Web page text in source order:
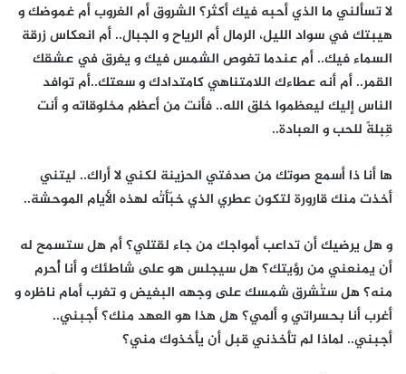
لا تسألني ما الذي أحبه فيك أكثر؟ الشروق أم الغروب أم غموضك و
هيبتك في سواد الليل، الرمال أم الرياح و الجبال.. أم انعكاس زرقة
السماء فيك.. أم عندما تغوص الشمس فيك و يغرق في عشقك
القمر.. أم أنه عطاءك اللامتناهي كامتدادك و سعتك..أم توافد
الناس إليك ليعظموا خلق الله.. فأنت من أعظم مخلوقاته و أنت
قِبلةً للحب و العبادة..
ها أنا ذا أسمع صوتك من صدفتي الحزينة لكني لا أراك.. ليتني
أخذت منك قارورة لتكون عطري الذي خبّأتُه لهذه الأيام الموحشة..
و هل يرضيك أن تداعب أمواجك من جاء لقتلي؟ أم هل ستسمح له
أن يمنعني من رؤيتك؟ هل سيجلس هو على شاطئك و أنا أُُحرم
منه؟ هل ستُشرق شمسك على وجهه البغيض و تغرب أمام ناظره و
أغرب أنا بحسراتي و ألمي؟ هل هذا هو العهد منك؟ أجبني..
أجبني.. لماذا لم تأخذني قبل أن يأخذوك مني؟